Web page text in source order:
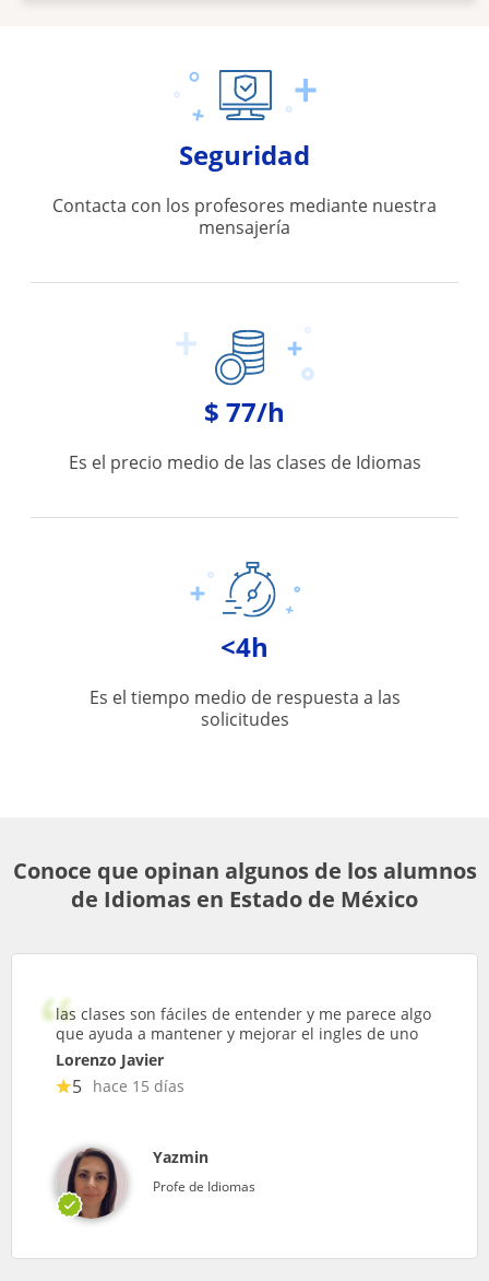
Seguridad
Contacta con los profesores mediante nuestra
mensajería
$ 77/h
Es el precio medio de las clases de Idiomas
<4h
Es el tiempo medio de respuesta a las
solicitudes
Conoce que opinan algunos de los alumnos
de Idiomas en Estado de México
las clases son fáciles de entender y me parece algo
que ayuda a mantener y mejorar el ingles de uno
Lorenzo Javier
5 hace 15 días
Yazmin
Profe de Idiomas